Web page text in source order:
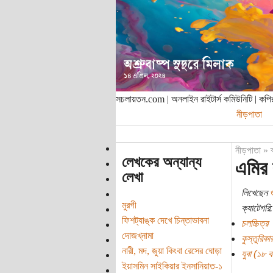
সচলায়তন.com | অনলাইন রাইটার্স কমিউনিটি |
নীড়পাতা
লেখকের অন্যান্য
লেখা
মুরগী
ফিশট্যাঙ্ক দেখে চিন্তাভাবনা
দোজখ্‌নামা
নারী, মদ, জুয়া কিংবা রেসের ঘোড়া
ইয়াসমিন সাইকিয়ার ইনসানিয়াত-১
নীড়পাতা»
এমির
লিখেছেন
ক্যাটেগরি:
চলচ্চিত্র
যুবা (১৮